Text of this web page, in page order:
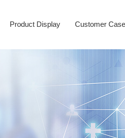
Product Display Customer Case